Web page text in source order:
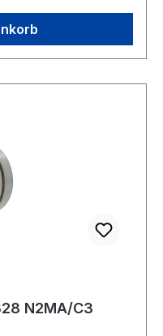
SKF Vierpunktlager QJ328 N2MA/C3